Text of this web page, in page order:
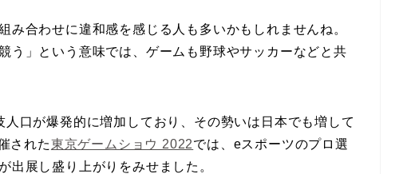
み合わせに違和感を感じる人も多いかもしれませんね。
う」という意味では、ゲームも野球やサッカーなどと共
口が爆発的に増加しており、その勢いは日本でも増して
された東京ゲームショウ 2022では、eスポーツのプロ選
出展し盛り上がりをみせました。